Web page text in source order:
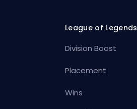
League of Legends
Division Boost
Placement
Wins